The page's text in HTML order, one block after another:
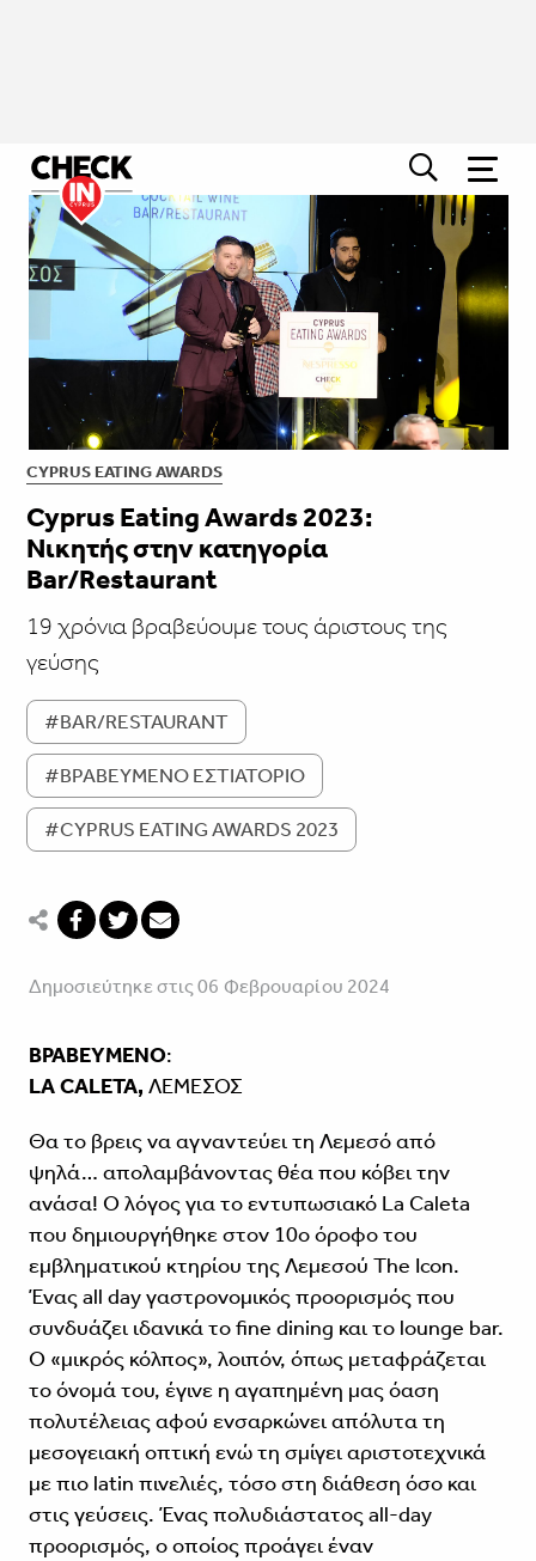
CYPRUS EATING AWARDS
Cyprus Eating Awards 2023:
Νικητής στην κατηγορία
Bar/Restaurant
19 χρόνια βραβεύουμε τους άριστους της
γεύσης
#BAR/RESTAURANT
#ΒΡΑΒΕΥΜΕΝΟ ΕΣΤΙΑΤΟΡΙΟ
#CYPRUS EATING AWARDS 2023
Δημοσιεύτηκε στις 06 Φεβρουαρίου 2024
ΒΡΑΒΕΥΜΕΝΟ:
LA CALETA, ΛΕΜΕΣΟΣ
Θα το βρεις να αγναντεύει τη Λεμεσό από
ψηλά… απολαμβάνοντας θέα που κόβει την
ανάσα! Ο λόγος για το εντυπωσιακό La Caleta
που δημιουργήθηκε στον 10ο όροφο του
εμβληματικού κτηρίου της Λεμεσού The Icon.
Ένας all day γαστρονομικός προορισμός που
συνδυάζει ιδανικά το fine dining και το lounge bar.
Ο «μικρός κόλπος», λοιπόν, όπως μεταφράζεται
το όνομά του, έγινε η αγαπημένη μας όαση
πολυτέλειας αφού ενσαρκώνει απόλυτα τη
μεσογειακή οπτική ενώ τη σμίγει αριστοτεχνικά
με πιο latin πινελιές, τόσο στη διάθεση όσο και
στις γεύσεις. Ένας πολυδιάστατος all-day
προορισμός, ο οποίος προάγει έναν